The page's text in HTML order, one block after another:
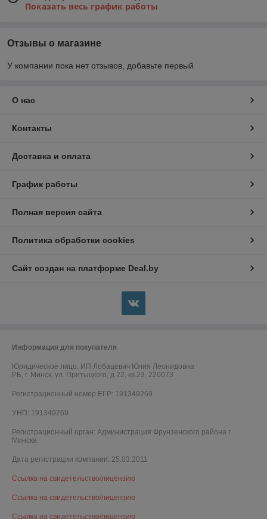
Показать весь график работы
Отзывы о магазине
У компании пока нет отзывов, добавьте первый
О нас
Контакты
Доставка и оплата
График работы
Полная версия сайта
Политика обработки cookies
Сайт создан на платформе Deal.by
Информация для покупателя
Юридическое лицо: ИП Лобацевич Юлия Леонидовна
РБ, г. Минск, ул. Притыцкого, д.22, кв.23, 220073
Регистрационный номер ЕГР: 191349269
УНП: 191349269
Регистрационный орган: Администрация Фрунзенского района г
Минска
Дата регистрации компании: 25.03.2011
Ссылка на свидетельство/лицензию
Ссылка на свидетельство/лицензию
Ссылка на свидетельство/лицензию